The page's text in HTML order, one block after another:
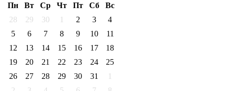
Пн
Вт Ср Чт Пт Cб
Вс
28
29 30 1 2 3
4
5
6 7 8 9 10
11
12
13 14 15 16 17
18
19
20 21 22 23 24
25
26
27 28 29 30 31
1